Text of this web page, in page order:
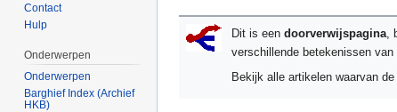
Dit is een doorverwijspagina,
verschillende betekenissen van
Bekijk alle artikelen waarvan de
Contact
Hulp
Onderwerpen
Onderwerpen
Barghief Index (Archief
HKB)